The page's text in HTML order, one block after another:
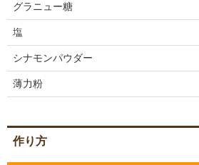
グラニュー糖
塩
シナモンパウダー
薄力粉
作り方